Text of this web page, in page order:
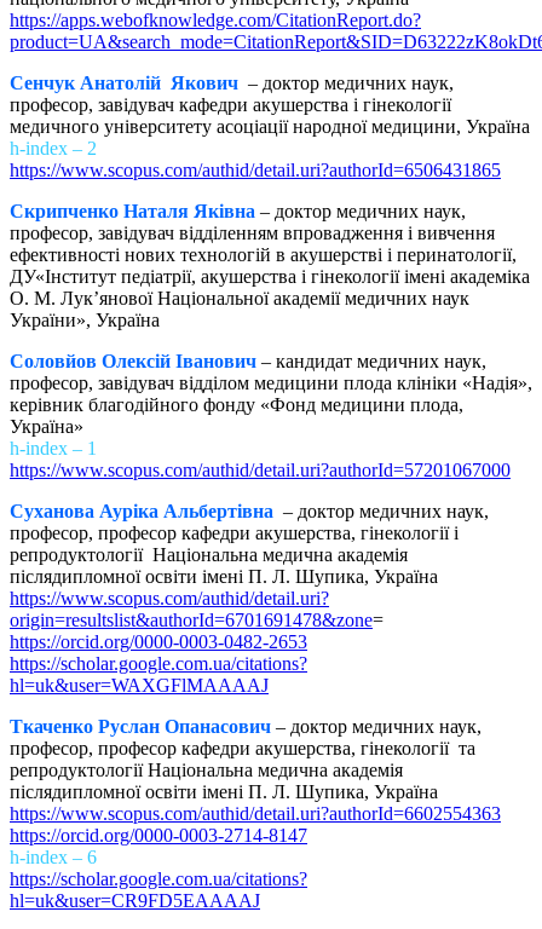
https://apps.webofknowledge.com/CitationReport.do?
Сенчук Анатолій Якович – доктор медичних наук,
професор, завідувач кафедри акушерства і гінекології
медичного університету асоціації народної медицини, Україна
h-index – 2
https://www.scopus.com/authid/detail.uri?authorId=6506431865
Скрипченко Наталя Яківна – доктор медичних наук,
професор, завідувач відділенням впровадження і вивчення
ефективності нових технологій в акушерстві і перинатології,
ДУ«Інститут педіатрії, акушерства і гінекології імені академіка
О. М. Лук’янової Національної академії медичних наук
України», Україна
Соловйов Олексій Іванович – кандидат медичних наук,
професор, завідувач відділом медицини плода клініки «Надія»,
керівник благодійного фонду «Фонд медицини плода,
Україна»
h-index – 1
https://www.scopus.com/authid/detail.uri?authorId=57201067000
Суханова Ауріка Альбертівна – доктор медичних наук,
професор, професор кафедри акушерства, гінекології і
репродуктології Національна медична академія
післядипломної освіти імені П. Л. Шупика, Україна
https://www.scopus.com/authid/detail.uri?
origin=resultslist&authorId=6701691478&zone=
https://orcid.org/0000-0003-0482-2653
https://scholar.google.com.ua/citations?
hl=uk&user=WAXGFlMAAAAJ
Ткаченко Руслан Опанасович – доктор медичних наук,
професор, професор кафедри акушерства, гінекології та
репродуктології Національна медична академія
післядипломної освіти імені П. Л. Шупика, Україна
https://www.scopus.com/authid/detail.uri?authorId=6602554363
https://orcid.org/0000-0003-2714-8147
h-index – 6
https://scholar.google.com.ua/citations?
hl=uk&user=CR9FD5EAAAAJ